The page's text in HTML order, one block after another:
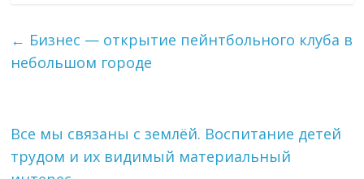
← Бизнес — открытие пейнтбольного клуба в
небольшом городе
Все мы связаны с землёй. Воспитание детей
трудом и их видимый материальный